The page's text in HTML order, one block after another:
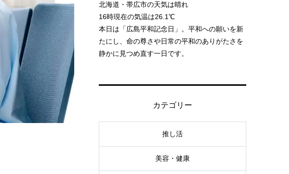
北海道・帯広市の天気は晴れ
16時現在の気温は26.1℃
本日は「広島平和記念日」。平和への願いを新
たにし、命の尊さや日常の平和のありがたさを
静かに見つめ直す一日です。
カテゴリー
推し活
美容・健康